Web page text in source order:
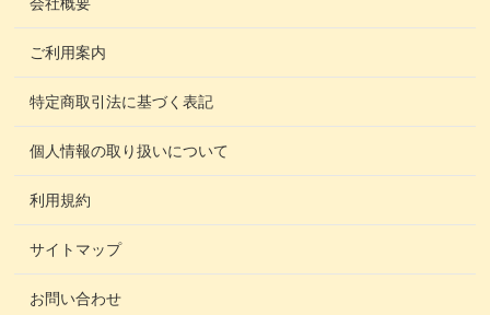
ご利用案内
特定商取引法に基づく表記
個人情報の取り扱いについて
利用規約
サイトマップ
お問い合わせ